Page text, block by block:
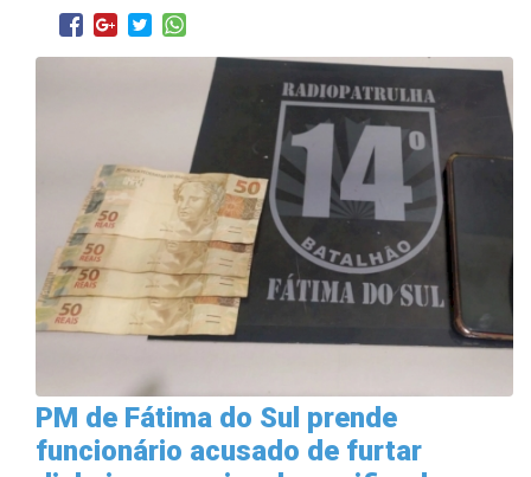
PM de Fátima do Sul prende
funcionário acusado de furtar